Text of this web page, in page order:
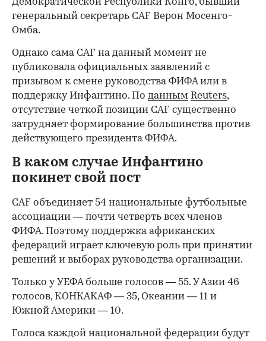
генеральный секретарь CAF Верон Мосенго-
Омба.
Однако сама CAF на данный момент не
публиковала официальных заявлений с
призывом к смене руководства ФИФА или в
поддержку Инфантино. По данным Reuters,
отсутствие четкой позиции CAF существенно
затрудняет формирование большинства против
действующего президента ФИФА.
В каком случае Инфантино
покинет свой пост
CAF объединяет 54 национальные футбольные
ассоциации — почти четверть всех членов
ФИФА. Поэтому поддержка африканских
федераций играет ключевую роль при принятии
решений и выборах руководства организации.
Только у УЕФА больше голосов — 55. У Азии 46
голосов, КОНКАКАФ — 35, Океании — 11 и
Южной Америки — 10.
Голоса каждой национальной федерации будут